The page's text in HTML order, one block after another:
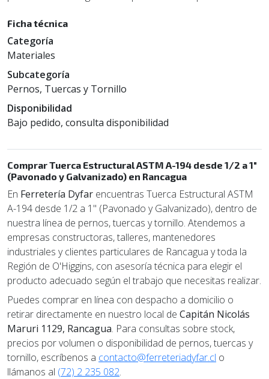
Ficha técnica
Categoría
Materiales
Subcategoría
Pernos, Tuercas y Tornillo
Disponibilidad
Bajo pedido, consulta disponibilidad
Comprar Tuerca Estructural ASTM A-194 desde 1/2 a 1"
(Pavonado y Galvanizado) en Rancagua
En Ferretería Dyfar encuentras Tuerca Estructural ASTM
A-194 desde 1/2 a 1" (Pavonado y Galvanizado), dentro de
nuestra línea de pernos, tuercas y tornillo. Atendemos a
empresas constructoras, talleres, mantenedores
industriales y clientes particulares de Rancagua y toda la
Región de O'Higgins, con asesoría técnica para elegir el
producto adecuado según el trabajo que necesitas realizar.
Puedes comprar en línea con despacho a domicilio o
retirar directamente en nuestro local de Capitán Nicolás
Maruri 1129, Rancagua. Para consultas sobre stock,
precios por volumen o disponibilidad de pernos, tuercas y
tornillo, escríbenos a contacto@ferreteriadyfar.cl o
llámanos al (72) 2 235 082.